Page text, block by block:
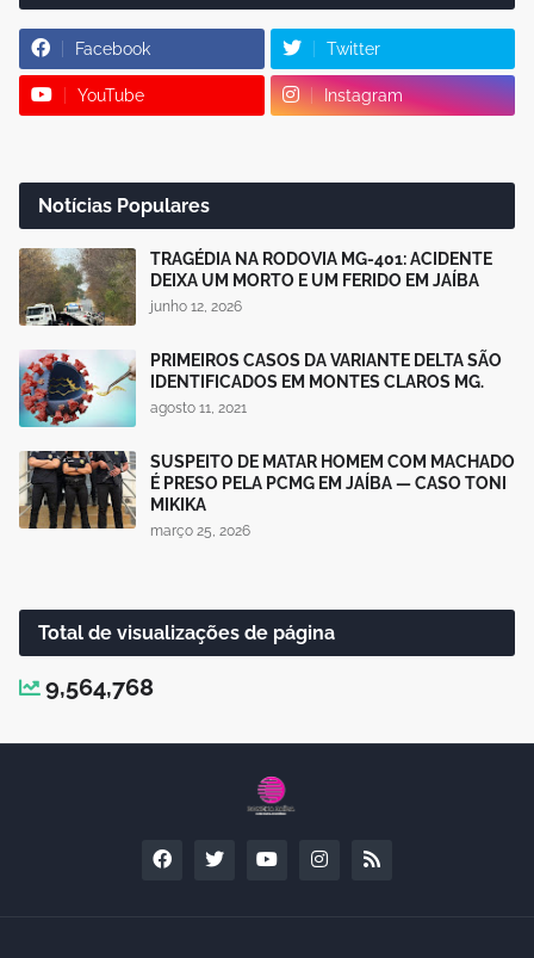
Facebook Twitter
YouTube Instagram
Notícias Populares
TRAGÉDIA NA RODOVIA MG-401: ACIDENTE
DEIXA UM MORTO E UM FERIDO EM JAÍBA
junho 12, 2026
PRIMEIROS CASOS DA VARIANTE DELTA SÃO
IDENTIFICADOS EM MONTES CLAROS MG.
agosto 11, 2021
SUSPEITO DE MATAR HOMEM COM MACHADO
É PRESO PELA PCMG EM JAÍBA — CASO TONI
MIKIKA
março 25, 2026
Total de visualizações de página
9,564,768